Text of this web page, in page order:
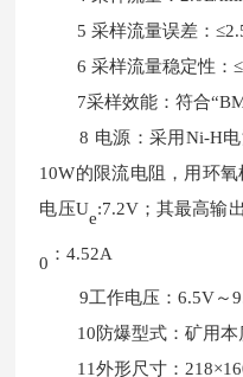
5 采样流量误差：
6 采样流量稳定性：
7采样效能：符合
8 电源：采用Ni-H
10W的限流电阻，用环
电压Ue:7.2V；其最高输
0 ：4.52A
9工作电压：6.5V～
10防爆型式：矿用
11外形尺寸：